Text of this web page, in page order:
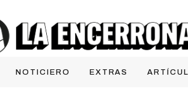
NOTICIERO EXTRAS